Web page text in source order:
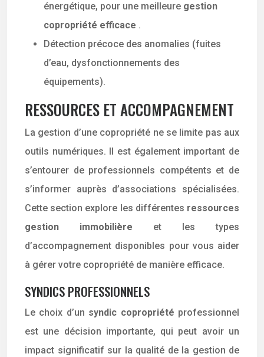
énergétique, pour une meilleure gestion
copropriété efficace .
Détection précoce des anomalies (fuites
d’eau, dysfonctionnements des
équipements).
RESSOURCES ET ACCOMPAGNEMENT
La gestion d’une copropriété ne se limite pas aux
outils numériques. Il est également important de
s’entourer de professionnels compétents et de
s’informer auprès d’associations spécialisées.
Cette section explore les différentes ressources
gestion immobilière et les types
d’accompagnement disponibles pour vous aider
à gérer votre copropriété de manière efficace.
SYNDICS PROFESSIONNELS
Le choix d’un syndic copropriété professionnel
est une décision importante, qui peut avoir un
impact significatif sur la qualité de la gestion de